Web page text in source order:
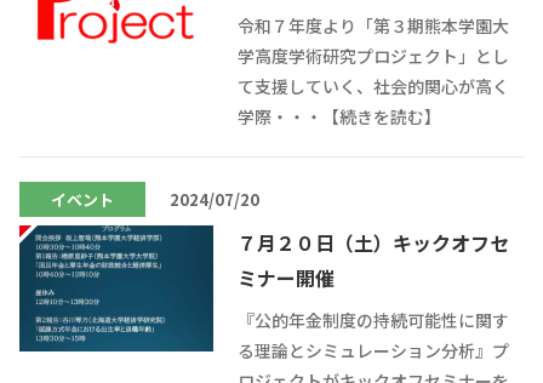
令和７年度より「第３期熊本学園大
学高度学術研究プロジェクト」とし
て支援していく、社会的関心が高く
学際・・・【続きを読む】
イベント 2024/07/20
７月２０日（土）キックオフセ
ミナー開催
『公的年金制度の持続可能性に関す
る理論とシミュレーション分析』プ